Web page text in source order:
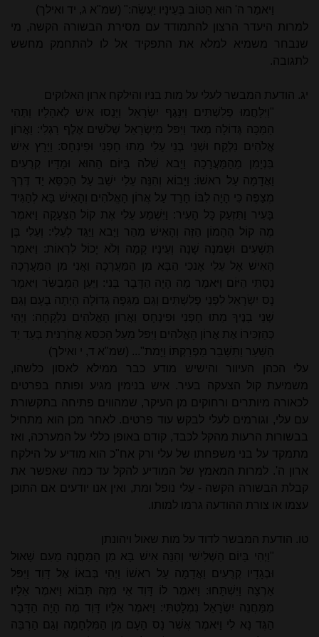
וַיאמַר ה' הוּא הַטּוֹב בְּעֵינָיו יַעֲשֶׂה:" (שמ"א ג, יד ואילך)
למרות היעדר הרצון להתמודד עם מסירת הבשורה הקשה, מי
שנבחר משמיא למלא את התפקיד אל לו להתחמק מחשש
לתגובה.
יג. הודעת המבשר לעלי על מות בניו והילקח ארון האלוקים
"וַיִּלָּחֲמוּ פְלִשְׁתִּים וַיִּנָּגֶף יִשְׂרָאֵל וַיָּנֻסוּ אִישׁ לְאהָלָיו וַתְּהִי
הַמַּכָּה גְּדוֹלָה מְאד וַיִּפּל מִיִּשְׂרָאֵל שְׁלֹשִׁים אֶלֶף רַגְלִי: וַאֲרוֹן
אֱלֹהִים נִלְקָח וּשְׁנֵי בְנֵי עֵלִי מֵתוּ חָפְנִי וּפִינְחָס: וַיָּרָץ אִישׁ
בִּנְיָמִן מֵהַמַּעֲרָכָה וַיָּבא שִׁלֹה בַּיּוֹם הַהוּא וּמַדָּיו קְרֻעִים
וַאֲדָמָה עַל ראשׁוֹ: וַיָּבוֹא וְהִנֵּה עֵלִי ישֵׁב עַל הַכִּסֵּא יַד דֶּרֶךְ
מְצַפֶּה כִּי הָיָה לִבּוֹ חָרֵד עַל אֲרוֹן הָאֱלֹהִים וְהָאִישׁ בָּא לְהַגִּיד
בָּעִיר וַתִּזְעַק כָּל הָעִיר: וַיִּשְׁמַע עֵלִי אֶת קוֹל הַצְּעָקָה וַיּאמֶר
מֶה קוֹל הֶהָמוֹן הַזֶּה וְהָאִישׁ מִהַר וַיָּבא וַיַּגֵּד לְעֵלִי: וְעֵלִי בֶּן
תִּשְׁעִים וּשְׁמנֶה שָׁנָה וְעֵינָיו קָמָה וְלֹא יָכוֹל לִרְאוֹת: וַיּאמֶר
הָאִישׁ אֶל עֵלִי אָנכִי הַבָּא מִן הַמַּעֲרָכָה וַאֲנִי מִן הַמַּעֲרָכָה
נַסְתִּי הַיּוֹם וַיּאמֶר מֶה הָיָה הַדָּבָר בְּנִי: וַיַּעַן הַמְבַשֵּׂר וַיּאמֶר
נָס יִשְׂרָאֵל לִפְנֵי פְלִשְׁתִּים וְגַם מַגֵּפָה גְדוֹלָה הָיְתָה בָעָם וְגַם
שְׁנֵי בָנֶיךָ מֵתוּ חָפְנִי וּפִינְחָס וַאֲרוֹן הָאֱלֹהִים נִלְקָחָה: וַיְהִי
כְּהַזְכִּירוֹ אֶת אֲרוֹן הָאֱלֹהִים וַיִּפּל מֵעַל הַכִּסֵּא אֲחֹרַנִּית בְּעַד יַד
הַשַּׁעַר וַתִּשָּׁבֵר מַפְרַקְתּוֹ וַיָּמת"... (שמ"א ד, י ואילך)
עלי הכהן העיוור והישיש מודע כבר ממילא לאסון כלשהו,
משמיעת קול הצעקה בעיר. איש בנימין מגיע ופותח בפרטים
לכאורה מיותרים ורחוקים מן העיקר, שמהווים פתיחה בתקשורת
עם עלי, וגורמים לעלי לבקש עוד פרטים. לאחר מכן הוא מתחיל
בבשורות הרעות מהקל לכבד, קודם באופן כללי על המערכה, ואז
מתמקד על בני משפחתו של עלי ורק אח"כ הוא מודיע על הילקח
ארון ה'. למרות המאמץ של המודיע להקל עד כמה שאפשר את
קבלת הבשורה הקשה - עֵלי נופל ומת, ואין אנו יודעים אם התוכן
עצמו או צורת ההודעה גרמו למותו.
טו. הודעת המבשר לדוד על מות שאול ויהונתן
"וַיְהִי בַּיוֹם הַשְּׁלִישִׁי וְהִנֵּה אִישׁ בָּא מִן הַמַּחֲנֶה מֵעִם שָׁאוּל
וּבְגָדָיו קְרֻעִים וַאֲדָמָה עַל ראשׁוֹ וַיְהִי בְּבאוֹ אֶל דָּוִד וַיִּפּל
אַרְצָה וַיִּשְׁתָּחוּ: וַיּאמֶר לוֹ דָּוִד אֵי מִזֶּה תָּבוֹא וַיּאמֶר אֵלָיו
מִמַּחֲנֵה יִשְׂרָאֵל נִמְלָטְתִּי: וַיּאמֶר אֵלָיו דָּוִד מֶה הָיָה הַדָּבָר
הַגֶּד נָא לִי וַיּאמֶר אֲשֶׁר נָס הָעָם מִן הַמִּלְחָמָה וְגַם הַרְבֵּה